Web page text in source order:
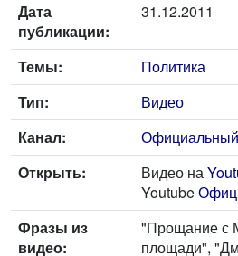
Дата
публикации:
31.12.2011
Темы:
Политика
Тип:
Видео
Канал:
Открыть:
Видео на
Youtube
Фразы из
видео:
"Прощание с
площади",